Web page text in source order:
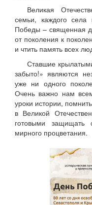
Великая
семьи, каждого
Победы – священная
от поколения к
и чтить память всех
Ставшие
забыто!» являются
уже ни одного
Очень важно нам
уроки истории,
в Великой
готовыми
мирного процветания.